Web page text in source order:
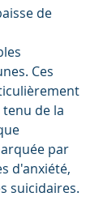
de
Ces
de la
par
d'anxiété,
suicidaires.